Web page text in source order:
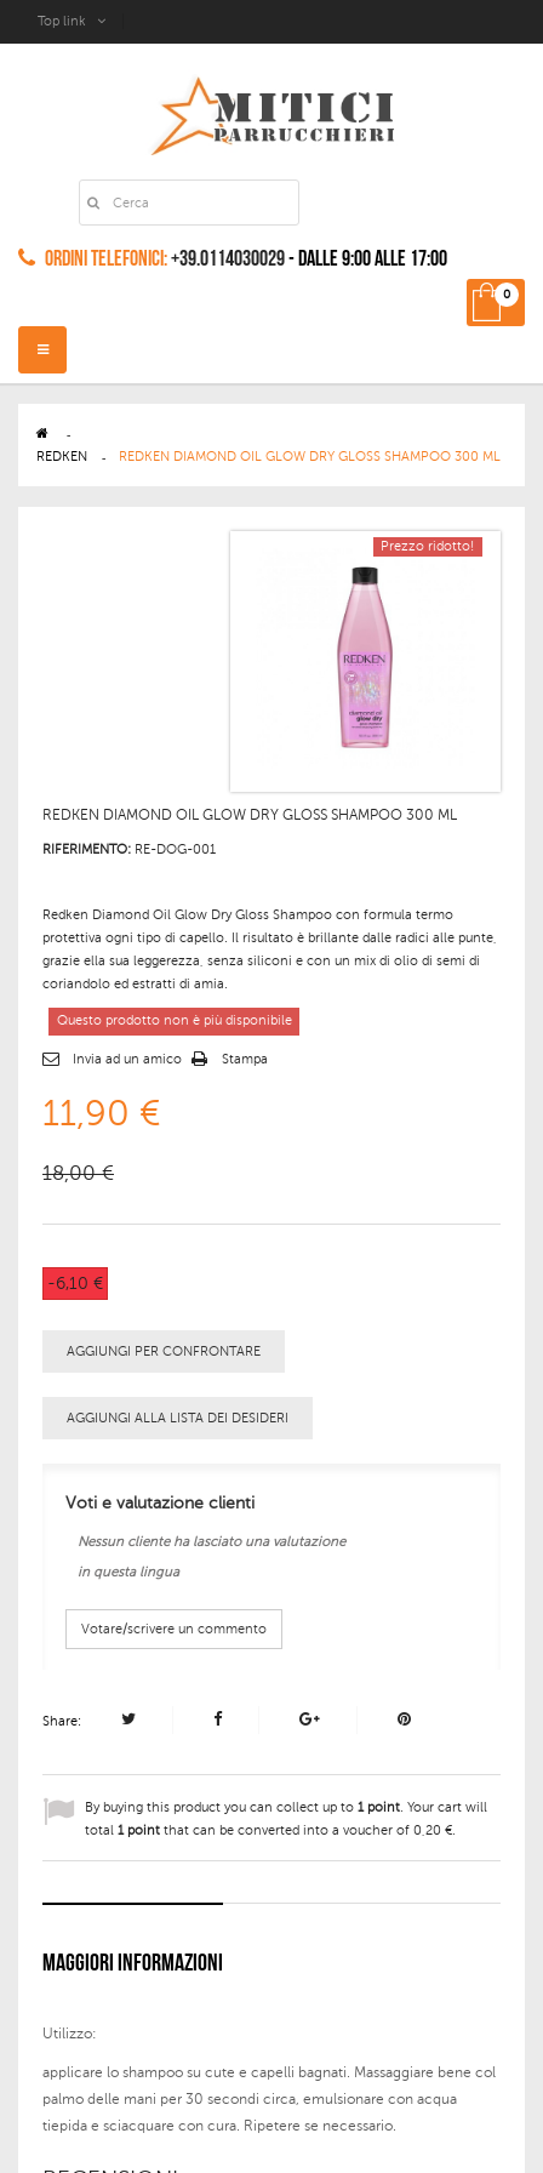
Top link
Ordini Telefonici:+39.0114030029- dalle 9:00 alle 17:00
0
Navigazione
Toggle
>
REDKEN
> REDKEN DIAMOND OIL GLOW DRY GLOSS SHAMPOO 300 ML
Prezzo ridotto!
REDKEN DIAMOND OIL GLOW DRY GLOSS SHAMPOO 300 ML
RIFERIMENTO: RE-DOG-001
Redken Diamond Oil Glow Dry Gloss Shampoo con formula termo
protettiva ogni tipo di capello. Il risultato è brillante dalle radici alle punte,
grazie ella sua leggerezza, senza siliconi e con un mix di olio di semi di
coriandolo ed estratti di amia.
Questo prodotto non è più disponibile
Invia ad un amico Stampa
11,90 €
18,00 €
-6,10 €
AGGIUNGI PER CONFRONTARE
AGGIUNGI ALLA LISTA DEI DESIDERI
Voti e valutazione clienti
Nessun cliente ha lasciato una valutazione
in questa lingua
Votare/scrivere un commento
Share:
By buying this product you can collect up to 1point. Your cart will
total 1point that can be converted into a voucher of 0,20 €.
MAGGIORI INFORMAZIONI
Utilizzo:
applicare lo shampoo su cute e capelli bagnati. Massaggiare bene col
palmo delle mani per 30 secondi circa, emulsionare con acqua
tiepida e sciacquare con cura. Ripetere se necessario.